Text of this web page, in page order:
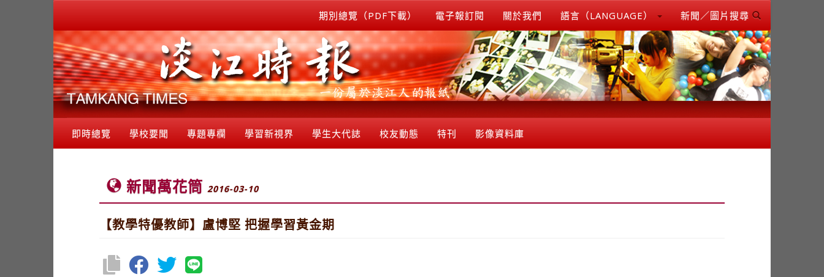
期別總覽（PDF下載） 電子報訂閱 關於我們 語言（LANGUAGE） 新聞／圖片搜尋
即時總覽 學校要聞 專題專欄 學習新視界 學生大代誌 校友動態 特刊 影像資料庫
新聞萬花筒 2016-03-10
【教學特優教師】盧博堅 把握學習黃金期